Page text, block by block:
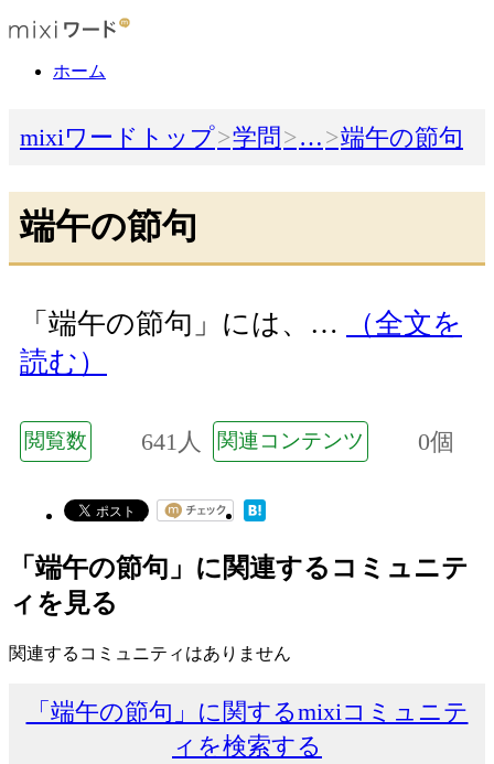
ホーム
mixiワードトップ 学問 … 端午の節句
端午の節句
「端午の節句」には、…
（全文を
読む）
閲覧数 641人 関連コンテンツ 0個
「端午の節句」に関連するコミュニテ
ィを見る
関連するコミュニティはありません
「端午の節句」に関するmixiコミュニテ
ィを検索する